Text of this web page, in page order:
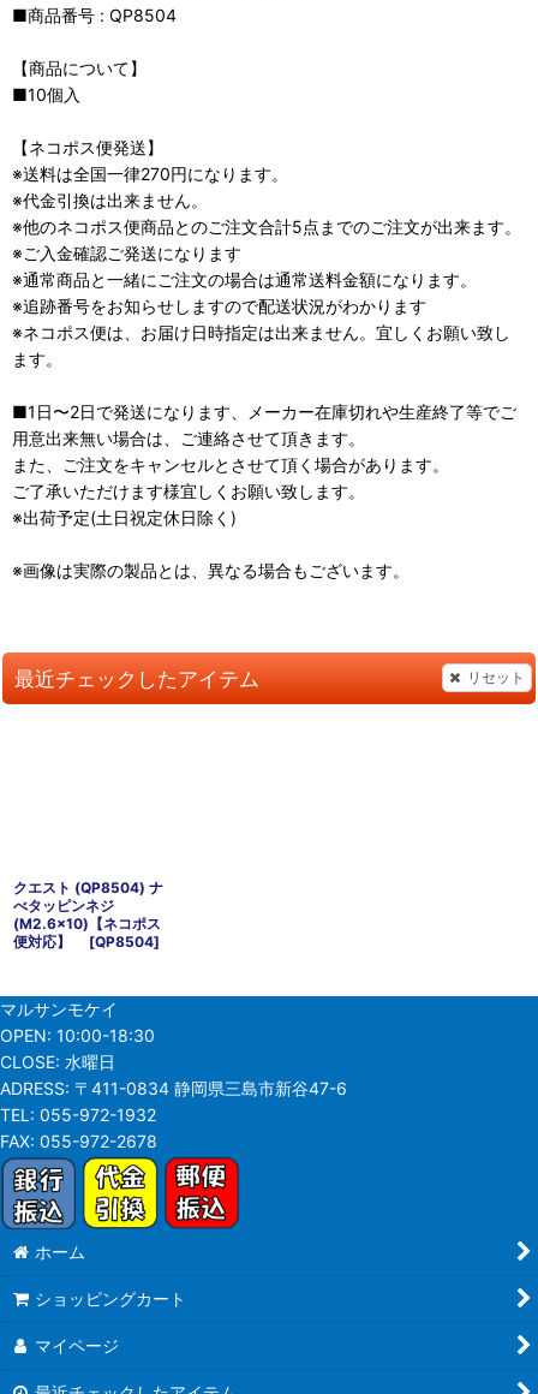
■商品番号 : QP8504
【商品について】
■10個入
【ネコポス便発送】
※送料は全国一律270円になります。
※代金引換は出来ません。
※他のネコポス便商品とのご注文合計5点までのご注文が出来ます。
※ご入金確認ご発送になります
※通常商品と一緒にご注文の場合は通常送料金額になります。
※追跡番号をお知らせしますので配送状況がわかります
※ネコポス便は、お届け日時指定は出来ません。宜しくお願い致し
ます。
■1日〜2日で発送になります、メーカー在庫切れや生産終了等でご
用意出来無い場合は、ご連絡させて頂きます。
また、ご注文をキャンセルとさせて頂く場合があります。
ご了承いただけます様宜しくお願い致します。
※出荷予定(土日祝定休日除く)
※画像は実際の製品とは、異なる場合もございます。
最近チェックしたアイテム リセット
クエスト (QP8504) ナ
べタッピンネジ
(M2.6x10)【ネコポス
便対応】
[QP8504]
マルサンモケイ
OPEN: 10:00-18:30
CLOSE: 水曜日
ADRESS: 〒411-0834 静岡県三島市新谷47-6
TEL: 055-972-1932
FAX: 055-972-2678
ホーム
ショッピングカート
マイページ